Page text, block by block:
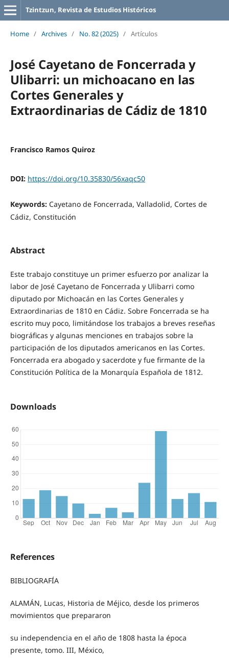
Tzintzun, Revista de Estudios Históricos
Home / Archives / No. 82 (2025) / Artículos
José Cayetano de Foncerrada y
Ulibarri: un michoacano en las
Cortes Generales y
Extraordinarias de Cádiz de 1810
Francisco Ramos Quiroz
DOI: https://doi.org/10.35830/56xaqc50
Keywords: Cayetano de Foncerrada, Valladolid, Cortes de
Cádiz, Constitución
Abstract
Este trabajo constituye un primer esfuerzo por analizar la
labor de José Cayetano de Foncerrada y Ulibarri como
diputado por Michoacán en las Cortes Generales y
Extraordinarias de 1810 en Cádiz. Sobre Foncerrada se ha
escrito muy poco, limitándose los trabajos a breves reseñas
biográficas y algunas menciones en trabajos sobre la
participación de los diputados americanos en las Cortes.
Foncerrada era abogado y sacerdote y fue firmante de la
Constitución Política de la Monarquía Española de 1812.
Downloads
References
BIBLIOGRAFÍA
ALAMÁN, Lucas, Historia de Méjico, desde los primeros
movimientos que prepararon
su independencia en el año de 1808 hasta la época
presente, tomo. III, México,